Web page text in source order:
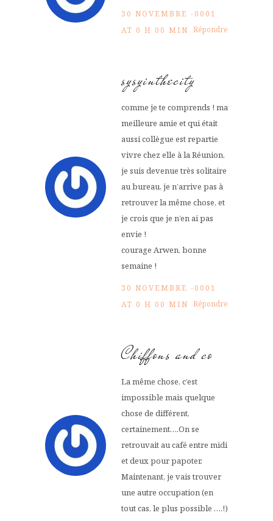
30 NOVEMBRE -0001
AT 0 H 00 MIN Répondre
sysyinthecity
comme je te comprends ! ma
meilleure amie et qui était
aussi collègue est repartie
vivre chez elle à la Réunion,
je suis devenue très solitaire
au bureau, je n’arrive pas à
retrouver la même chose, et
je crois que je n’en ai pas
envie !
courage Arwen, bonne
semaine !
30 NOVEMBRE -0001
AT 0 H 00 MIN Répondre
Chiffons and co
La même chose, c’est
impossible mais quelque
chose de différent,
certainement….On se
retrouvait au café entre midi
et deux pour papoter.
Maintenant, je vais trouver
une autre occupation (en
tout cas, le plus possible ….!)